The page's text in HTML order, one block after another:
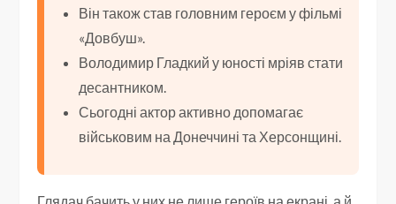
Він також став головним героєм у фільмі
«Довбуш».
Володимир Гладкий у юності мріяв стати
десантником.
Сьогодні актор активно допомагає
військовим на Донеччині та Херсонщині.